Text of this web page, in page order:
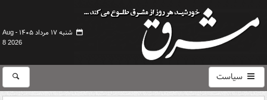
شنبه ۱۷ مرداد ۱۴۰۵ -
Aug
8 2026
سیاست